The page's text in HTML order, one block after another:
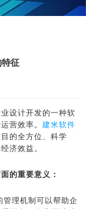
征
设计开发的一种软
营效率。 建米软件
的全方位、科学
济效益。
的重要意义：
理机制可以帮助企